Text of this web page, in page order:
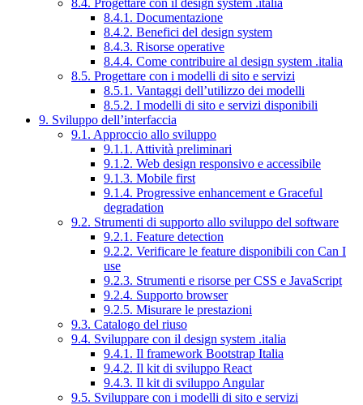
8.4. Progettare con il design system .italia
8.4.1. Documentazione
8.4.2. Benefici del design system
8.4.3. Risorse operative
8.4.4. Come contribuire al design system .italia
8.5. Progettare con i modelli di sito e servizi
8.5.1. Vantaggi dell’utilizzo dei modelli
8.5.2. I modelli di sito e servizi disponibili
9. Sviluppo dell’interfaccia
9.1. Approccio allo sviluppo
9.1.1. Attività preliminari
9.1.2. Web design responsivo e accessibile
9.1.3. Mobile first
9.1.4. Progressive enhancement e Graceful
degradation
9.2. Strumenti di supporto allo sviluppo del software
9.2.1. Feature detection
9.2.2. Verificare le feature disponibili con Can I
use
9.2.3. Strumenti e risorse per CSS e JavaScript
9.2.4. Supporto browser
9.2.5. Misurare le prestazioni
9.3. Catalogo del riuso
9.4. Sviluppare con il design system .italia
9.4.1. Il framework Bootstrap Italia
9.4.2. Il kit di sviluppo React
9.4.3. Il kit di sviluppo Angular
9.5. Sviluppare con i modelli di sito e servizi